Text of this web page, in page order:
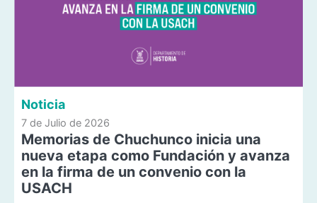
Noticia
7 de Julio de 2026
Memorias de Chuchunco inicia una
nueva etapa como Fundación y avanza
en la firma de un convenio con la
USACH